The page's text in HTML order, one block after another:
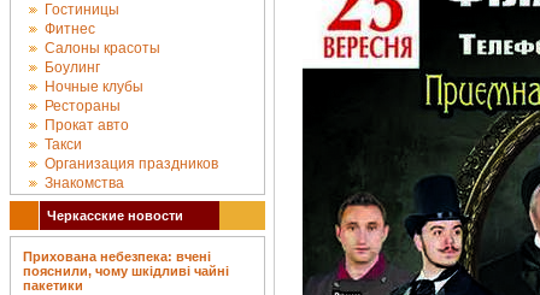
Гостиницы
Фитнес
Салоны красоты
Боулинг
Ночные клубы
Рестораны
Прокат авто
Такси
Организация праздников
Знакомства
Черкасские новости
Прихована небезпека: вчені
пояснили, чому шкідливі чайні
пакетики